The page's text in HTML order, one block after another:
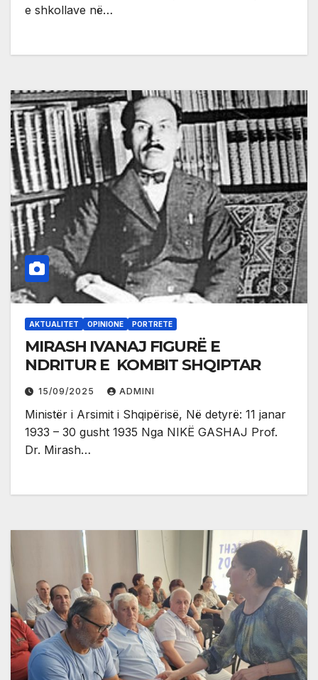
e shkollave në…
AKTUALITET OPINIONE PORTRETE
MIRASH IVANAJ FIGURË E
NDRITUR E KOMBIT SHQIPTAR
15/09/2025 ADMINI
Ministër i Arsimit i Shqipërisë, Në detyrë: 11 janar
1933 – 30 gusht 1935 Nga NIKË GASHAJ Prof.
Dr. Mirash…